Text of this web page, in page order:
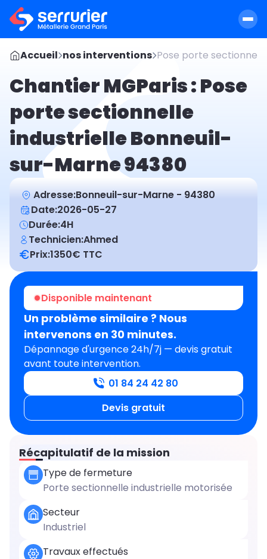
Accueil nos interventions Pose porte
Chantier MGParis : Pose
porte sectionnelle
industrielle Bonneuil-
sur-Marne 94380
Adresse:Bonneuil-sur-Marne - 94380
Date:2026-05-27
Durée:4H
Technicien:Ahmed
Prix:1350€ TTC
Intervention réussie
Avant
Disponible maintenant
Un problème similaire ? Nous
intervenons en 30 minutes.
Dépannage d'urgence 24h/7j — devis gratuit
avant toute intervention.
01 84 24 42 80
Devis gratuit
Récapitulatif de la mission
Type de fermeture
Porte sectionnelle industrielle motorisée
Secteur
Industriel
Travaux effectués